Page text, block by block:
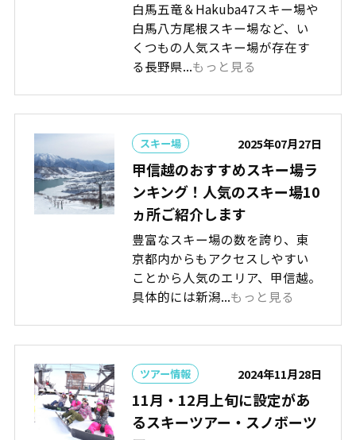
白馬五竜＆Hakuba47スキー場や
白馬八方尾根スキー場など、い
くつもの人気スキー場が存在す
る長野県...もっと見る
スキー場 2025年07月27日
甲信越のおすすめスキー場ラ
ンキング！人気のスキー場10
ヵ所ご紹介します
豊富なスキー場の数を誇り、東
京都内からもアクセスしやすい
ことから人気のエリア、甲信越。
具体的には新潟...もっと見る
ツアー情報 2024年11月28日
11月・12月上旬に設定があ
るスキーツアー・スノボーツ